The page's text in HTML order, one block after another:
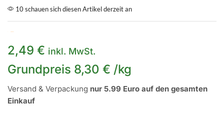
10 schauen sich diesen Artikel derzeit an
2,49 € inkl. MwSt.
Grundpreis 8,30 € /kg
Versand & Verpackung nur 5.99 Euro auf den gesamten
Einkauf